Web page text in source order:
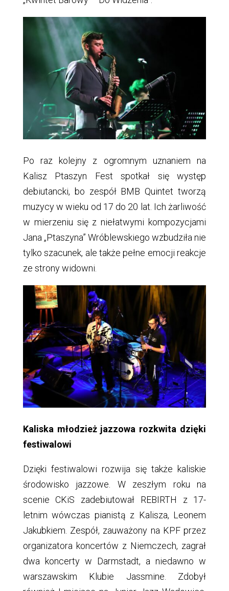
Po raz kolejny z ogromnym uznaniem na
Kalisz Ptaszyn Fest spotkał się występ
debiutancki, bo zespół BMB Quintet tworzą
muzycy w wieku od 17 do 20 lat. Ich żarliwość
w mierzeniu się z niełatwymi kompozycjami
Jana „Ptaszyna” Wróblewskiego wzbudziła nie
tylko szacunek, ale także pełne emocji reakcje
ze strony widowni.
Kaliska młodzież jazzowa rozkwita dzięki
festiwalowi
Dzięki festiwalowi rozwija się także kaliskie
środowisko jazzowe. W zeszłym roku na
scenie CKiS zadebiutował REBIRTH z 17-
letnim wówczas pianistą z Kalisza, Leonem
Jakubkiem. Zespół, zauważony na KPF przez
organizatora koncertów z Niemczech, zagrał
dwa koncerty w Darmstadt, a niedawno w
warszawskim Klubie Jassmine. Zdobył